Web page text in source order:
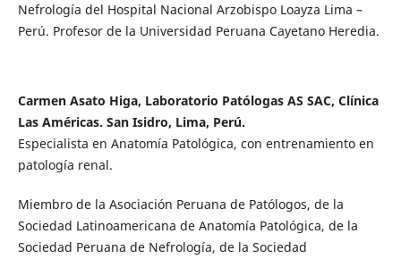
Nefrología del Hospital Nacional Arzobispo Loayza Lima –
Perú. Profesor de la Universidad Peruana Cayetano Heredia.
Carmen Asato Higa, Laboratorio Patólogas AS SAC, Clínica
Las Américas. San Isidro, Lima, Perú.
Especialista en Anatomía Patológica, con entrenamiento en
patología renal.
Miembro de la Asociación Peruana de Patólogos, de la
Sociedad Latinoamericana de Anatomía Patológica, de la
Sociedad Peruana de Nefrología, de la Sociedad